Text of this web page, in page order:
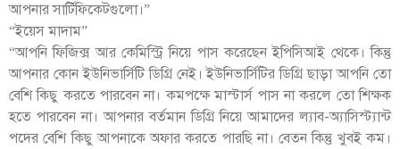
আপনার সার্টিফিকেটগুলো।”
“ইয়েস মাদাম”
“আপনি ফিজিক্স আর কেমিস্ট্রি নিয়ে পাস করেছেন ইপিসিআই থেকে। কিন্তু
আপনার কোন ইউনিভার্সিটি ডিগ্রি নেই। ইউনিভার্সিটির ডিগ্রি ছাড়া আপনি তো
বেশি কিছু করতে পারবেন না। কমপক্ষে মাস্টার্স পাস না করলে তো শিক্ষক
হতে পারবেন না। আপনার বর্তমান ডিগ্রি নিয়ে আমাদের ল্যাব-অ্যাসিস্ট্যান্ট
পদের বেশি কিছু আপনাকে অফার করতে পারছি না। বেতন কিন্তু খুবই কম।